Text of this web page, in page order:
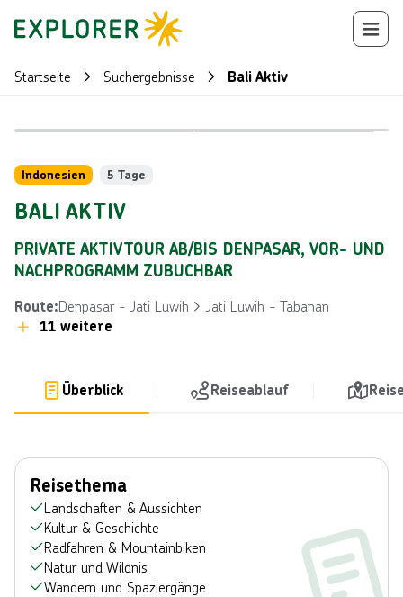
Startseite Suchergebnisse Bali Aktiv
Indonesien 5 Tage
BALI AKTIV
PRIVATE AKTIVTOUR AB/BIS DENPASAR, VOR- UND
NACHPROGRAMM ZUBUCHBAR
Route:Denpasar - Jati Luwih
Jati Luwih - Tabanan
11 weitere
Überblick Reiseablauf
Reisethema
Landschaften & Aussichten
Kultur & Geschichte
Radfahren & Mountainbiken
Natur und Wildnis
Wandern und Spaziergänge